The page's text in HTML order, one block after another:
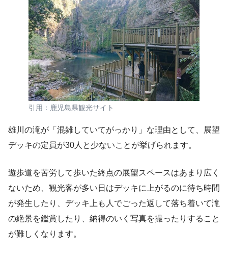
引用：鹿児島県観光サイト
雄川の滝が「混雑していてがっかり」な理由として、展望
デッキの定員が30人と少ないことが挙げられます。
遊歩道を苦労して歩いた終点の展望スペースはあまり広く
ないため、観光客が多い日はデッキに上がるのに待ち時間
が発生したり、デッキ上も人でごった返して落ち着いて滝
の絶景を鑑賞したり、納得のいく写真を撮ったりすること
が難しくなります。